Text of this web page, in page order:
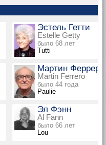
Эстель Гетти
Estelle Getty
было 68 лет
Tutti
Мартин Ферреро
Martin Ferrero
было 44 года
Paulie
Эл Фэнн
Al Fann
было 66 лет
Lou